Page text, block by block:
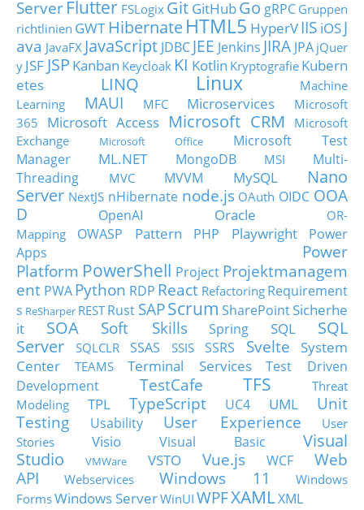
Server Flutter FSLogix Git GitHubGo gRPC Gruppen
richtlinien GWT HibernateHTML5 HyperVIIS iOSJ
ava JavaFX JavaScript JDBC JEE Jenkins JIRA JPA jQuer
y JSF JSP Kanban Keycloak KI Kotlin Kryptografie Kubern
etes
LINQ Linux
Machine
Learning
MAUI MFC Microservices
Microsoft
365
Microsoft Access Microsoft CRM
Microsoft
Exchange
Microsoft Office
Microsoft Test
Manager
ML.NET MongoDB MSI
Multi-
Threading
MVC MVVM MySQL
Nano
Server NextJS nHibernate node.js OAuth OIDC OOA
D
OpenAI Oracle
OR-
Mapping
OWASP Pattern PHP Playwright
Power
Apps
Power
Platform PowerShell Project Projektmanagem
ent PWA Python RDP React Refactoring Requirement
s ReSharper RESTRust SAPScrum SharePointSicherhe
it
SOA Soft Skills Spring SQL
SQL
Server
SQLCLR SSAS SSIS SSRS Svelte
System
Center
TEAMS Terminal Services
Test Driven
Development
TestCafe TFS
Threat
Modeling
TPL TypeScript UC4 UML
Unit
Testing
Usability User Experience
User
Stories
Visio Visual Basic
Visual
Studio
VMWare VSTO Vue.js WCF
Web
API
Webservices Windows 11
Windows
FormsWindows ServerWinUI WPFXAMLXML